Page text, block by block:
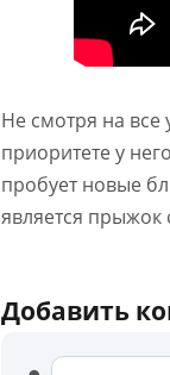
Не смотря на все
приоритете у
пробует новые
является
Добавить